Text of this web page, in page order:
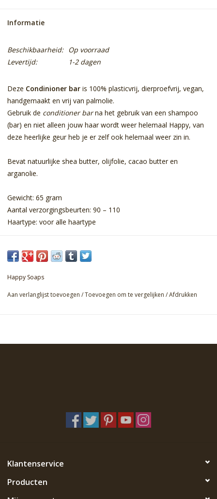
Informatie
Beschikbaarheid: Op voorraad
Levertijd:
1-2 dagen
Deze Condinioner bar is 100% plasticvrij, dierproefvrij, vegan,
handgemaakt en vrij van palmolie.
Gebruik de conditioner barna het gebruik van een shampoo
(bar) en niet alleen jouw haar wordt weer helemaal Happy, van
deze heerlijke geur heb je er zelf ook helemaal weer zin in.
Bevat natuurlijke shea butter, olijfolie, cacao butter en
arganolie.
Gewicht: 65 gram
Aantal verzorgingsbeurten: 90 – 110
Haartype: voor alle haartype
Happy Soaps
Aan verlanglijst toevoegen /Toevoegen om te vergelijken /Afdrukken
Klantenservice
Producten